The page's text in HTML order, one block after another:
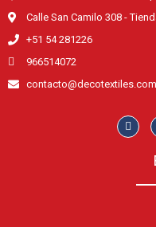
Calle San Camilo 308 -
+51 54 281226
966514072